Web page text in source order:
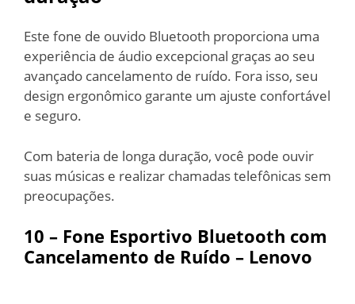
Este fone de ouvido Bluetooth proporciona uma
experiência de áudio excepcional graças ao seu
avançado cancelamento de ruído. Fora isso, seu
design ergonômico garante um ajuste confortável
e seguro.
Com bateria de longa duração, você pode ouvir
suas músicas e realizar chamadas telefônicas sem
preocupações.
10 – Fone Esportivo Bluetooth com
Cancelamento de Ruído – Lenovo